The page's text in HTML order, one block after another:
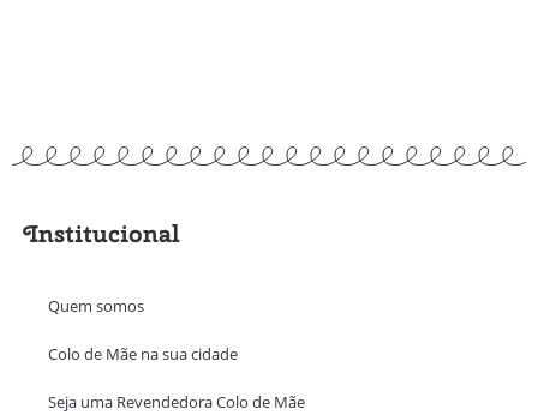
Institucional
Quem somos
Colo de Mãe na sua cidade
Seja uma Revendedora Colo de Mãe